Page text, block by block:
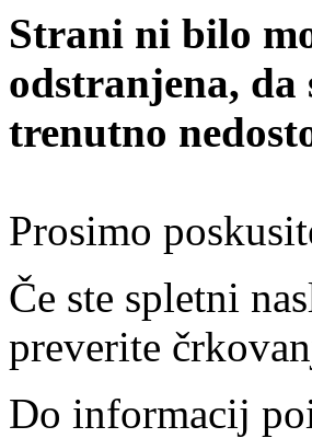
Strani ni bilo
odstranjena, da
trenutno
Prosimo
Če ste spletni
preverite
Do informacij